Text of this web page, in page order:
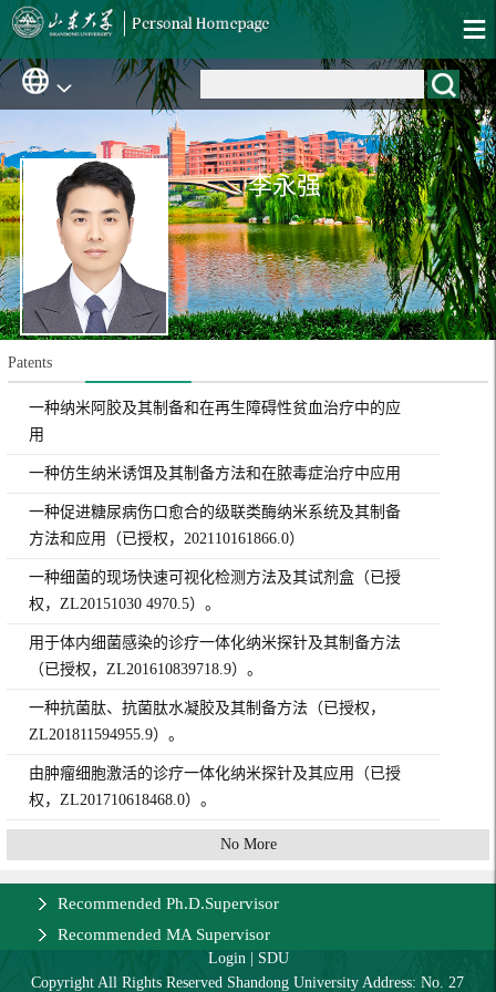
李永强
Patents
一种纳米阿胶及其制备和在再生障碍性贫血治疗中的应
用
一种仿生纳米诱饵及其制备方法和在脓毒症治疗中应用
一种促进糖尿病伤口愈合的级联类酶纳米系统及其制备
方法和应用（已授权，202110161866.0）
一种细菌的现场快速可视化检测方法及其试剂盒（已授
权，ZL20151030 4970.5）。
用于体内细菌感染的诊疗一体化纳米探针及其制备方法
（已授权，ZL201610839718.9）。
一种抗菌肽、抗菌肽水凝胶及其制备方法（已授权，
ZL201811594955.9）。
由肿瘤细胞激活的诊疗一体化纳米探针及其应用（已授
权，ZL201710618468.0）。
No More
Recommended Ph.D.Supervisor
Recommended MA Supervisor
Login| SDU
Copyright All Rights Reserved Shandong University Address: No. 27